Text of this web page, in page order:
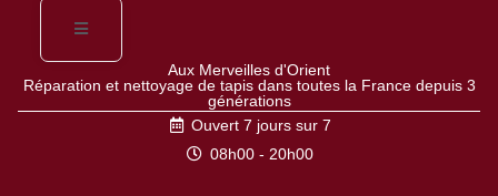
Aux Merveilles d'Orient
Réparation et nettoyage de tapis dans toutes la France depuis 3
générations
Ouvert 7 jours sur 7
08h00 - 20h00